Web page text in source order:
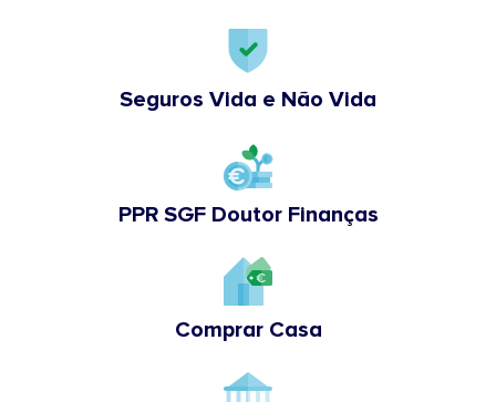
Seguros Vida e Não Vida
PPR SGF Doutor Finanças
Comprar Casa